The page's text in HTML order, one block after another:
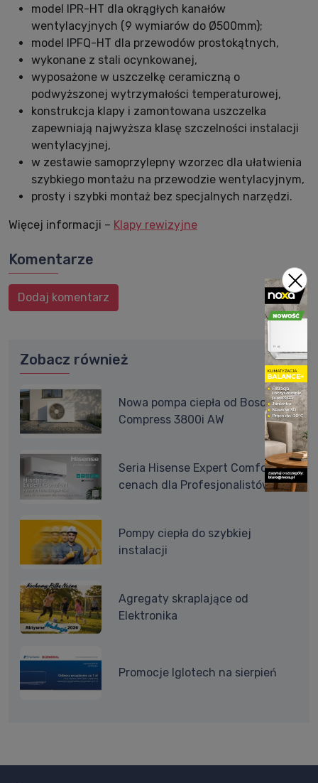
model IPR-HT dla okrągłych kanałów
wentylacyjnych (9 wymiarów do Ø500mm);
model IPFQ-HT dla przewodów prostokątnych,
wykonane z stali ocynkowanej,
wyposażone w uszczelkę ceramiczną o
podwyższonej wytrzymałości temperaturowej,
konstrukcja klapy i zamontowana uszczelka
zapewniają najwyższa klasę szczelności instalacji
wentylacyjnej,
w zestawie samoprzylepny wzorzec dla ułatwienia
szybkiego montażu na przewodzie wentylacyjnym,
prosty i szybki montaż bez specjalnych narzędzi.
Więcej informacji – Klapy rewizyjne
Komentarze
Dodaj komentarz
Zobacz również
Nowa pompa ciepła od Bosch -
Compress 3800i AW
Seria Hisense Expert Comfort w
cenach dla Profesjonalistów
Pompy ciepła do szybkiej
instalacji
Agregaty skraplające od
Elektronika
Promocje Iglotech na sierpień